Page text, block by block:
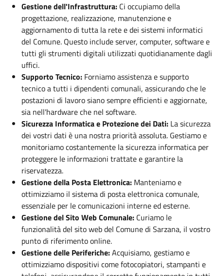
Gestione dell'Infrastruttura: Ci occupiamo della
progettazione, realizzazione, manutenzione e
aggiornamento di tutta la rete e dei sistemi informatici
del Comune. Questo include server, computer, software e
tutti gli strumenti digitali utilizzati quotidianamente dagli
uffici.
Supporto Tecnico: Forniamo assistenza e supporto
tecnico a tutti i dipendenti comunali, assicurando che le
postazioni di lavoro siano sempre efficienti e aggiornate,
sia nell'hardware che nel software.
Sicurezza Informatica e Protezione dei Dati: La sicurezza
dei vostri dati è una nostra priorità assoluta. Gestiamo e
monitoriamo costantemente la sicurezza informatica per
proteggere le informazioni trattate e garantire la
riservatezza.
Gestione della Posta Elettronica: Manteniamo e
ottimizziamo il sistema di posta elettronica comunale,
essenziale per le comunicazioni interne ed esterne.
Gestione del Sito Web Comunale: Curiamo le
funzionalità del sito web del Comune di Sarzana, il vostro
punto di riferimento online.
Gestione delle Periferiche:Acquisiamo, gestiamo e
ottimizziamo dispositivi come fotocopiatori, stampanti e